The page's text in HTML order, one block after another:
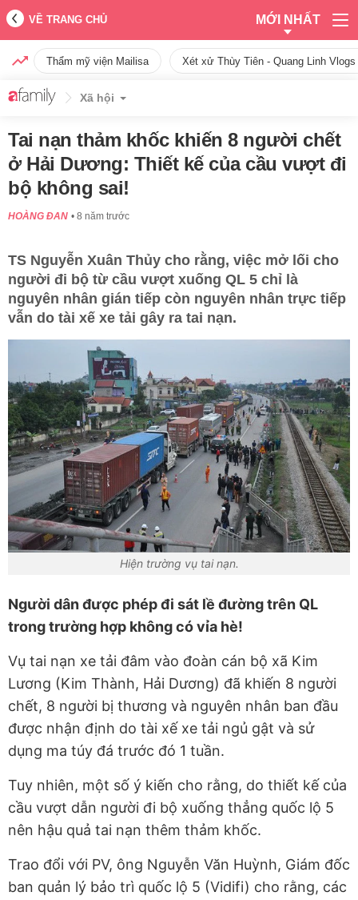
VỀ TRANG CHỦ MỚI NHẤT
Thẩm mỹ viện Mailisa Xét xử Thùy Tiên - Quang Linh
Xã hội
Tai nạn thảm khốc khiến 8 người chết
ở Hải Dương: Thiết kế của cầu vượt đi
bộ không sai!
HOÀNG ĐAN 8 năm trước
TS Nguyễn Xuân Thủy cho rằng, việc mở lối cho
người đi bộ từ cầu vượt xuống QL 5 chỉ là
nguyên nhân gián tiếp còn nguyên nhân trực tiếp
vẫn do tài xế xe tải gây ra tai nạn.
Hiện trường vụ tai nạn.
Người dân được phép đi sát lề đường trên QL
trong trường hợp không có vỉa hè!
Vụ tai nạn xe tải đâm vào đoàn cán bộ xã Kim
Lương (Kim Thành, Hải Dương) đã khiến 8 người
chết, 8 người bị thương và nguyên nhân ban đầu
được nhận định do tài xế xe tải ngủ gật và sử
dụng ma túy đá trước đó 1 tuần.
Tuy nhiên, một số ý kiến cho rằng, do thiết kế của
cầu vượt dẫn người đi bộ xuống thẳng quốc lộ 5
nên hậu quả tai nạn thêm thảm khốc.
Trao đổi với PV, ông Nguyễn Văn Huỳnh, Giám đốc
ban quản lý bảo trì quốc lộ 5 (Vidifi) cho rằng, các